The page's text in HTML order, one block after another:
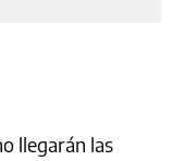
llegarán las